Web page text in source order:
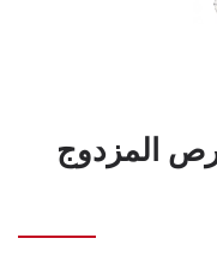
المزدوج